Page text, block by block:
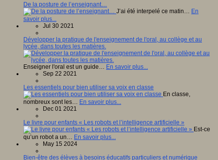
De la posture de l’enseignant…
J’ai été interpelé ce matin… En
savoir plus...
Jul 30 2021
Développer la pratique de l'enseignement de l'oral, au collège et au
lycée, dans toutes les matières.
Enseigner l'oral est un guide… En savoir plus...
Sep 22 2021
Les essentiels pour bien utiliser sa voix en classe
En classe,
nombreux sont les… En savoir plus...
Dec 01 2021
Le livre pour enfants « Les robots et l’intelligence artificielle »
Est-ce
qu’un robot a un… En savoir plus...
May 15 2024
Bien-être des élèves à besoins éducatifs particuliers et numérique